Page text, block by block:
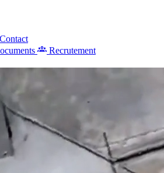
Contact
Recrutement